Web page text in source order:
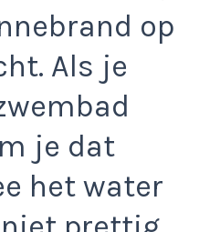
op
Als je
je dat
het water